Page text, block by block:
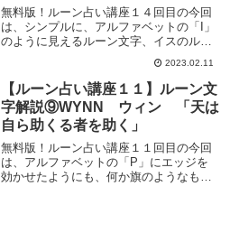
て」
無料版！ルーン占い講座１４回目の今回
は、シンプルに、アルファベットの「I」
のように見えるルーン文字、イスのルー
ンについてご紹介していきます。2023.02.11
【ルーン占い講座１１】ルーン文
字解説⑨WYNN ウィン 「天は
自ら助くる者を助く」
無料版！ルーン占い講座１１回目の今回
は、アルファベットの「P」にエッジを
効かせたようにも、何か旗のようなもの